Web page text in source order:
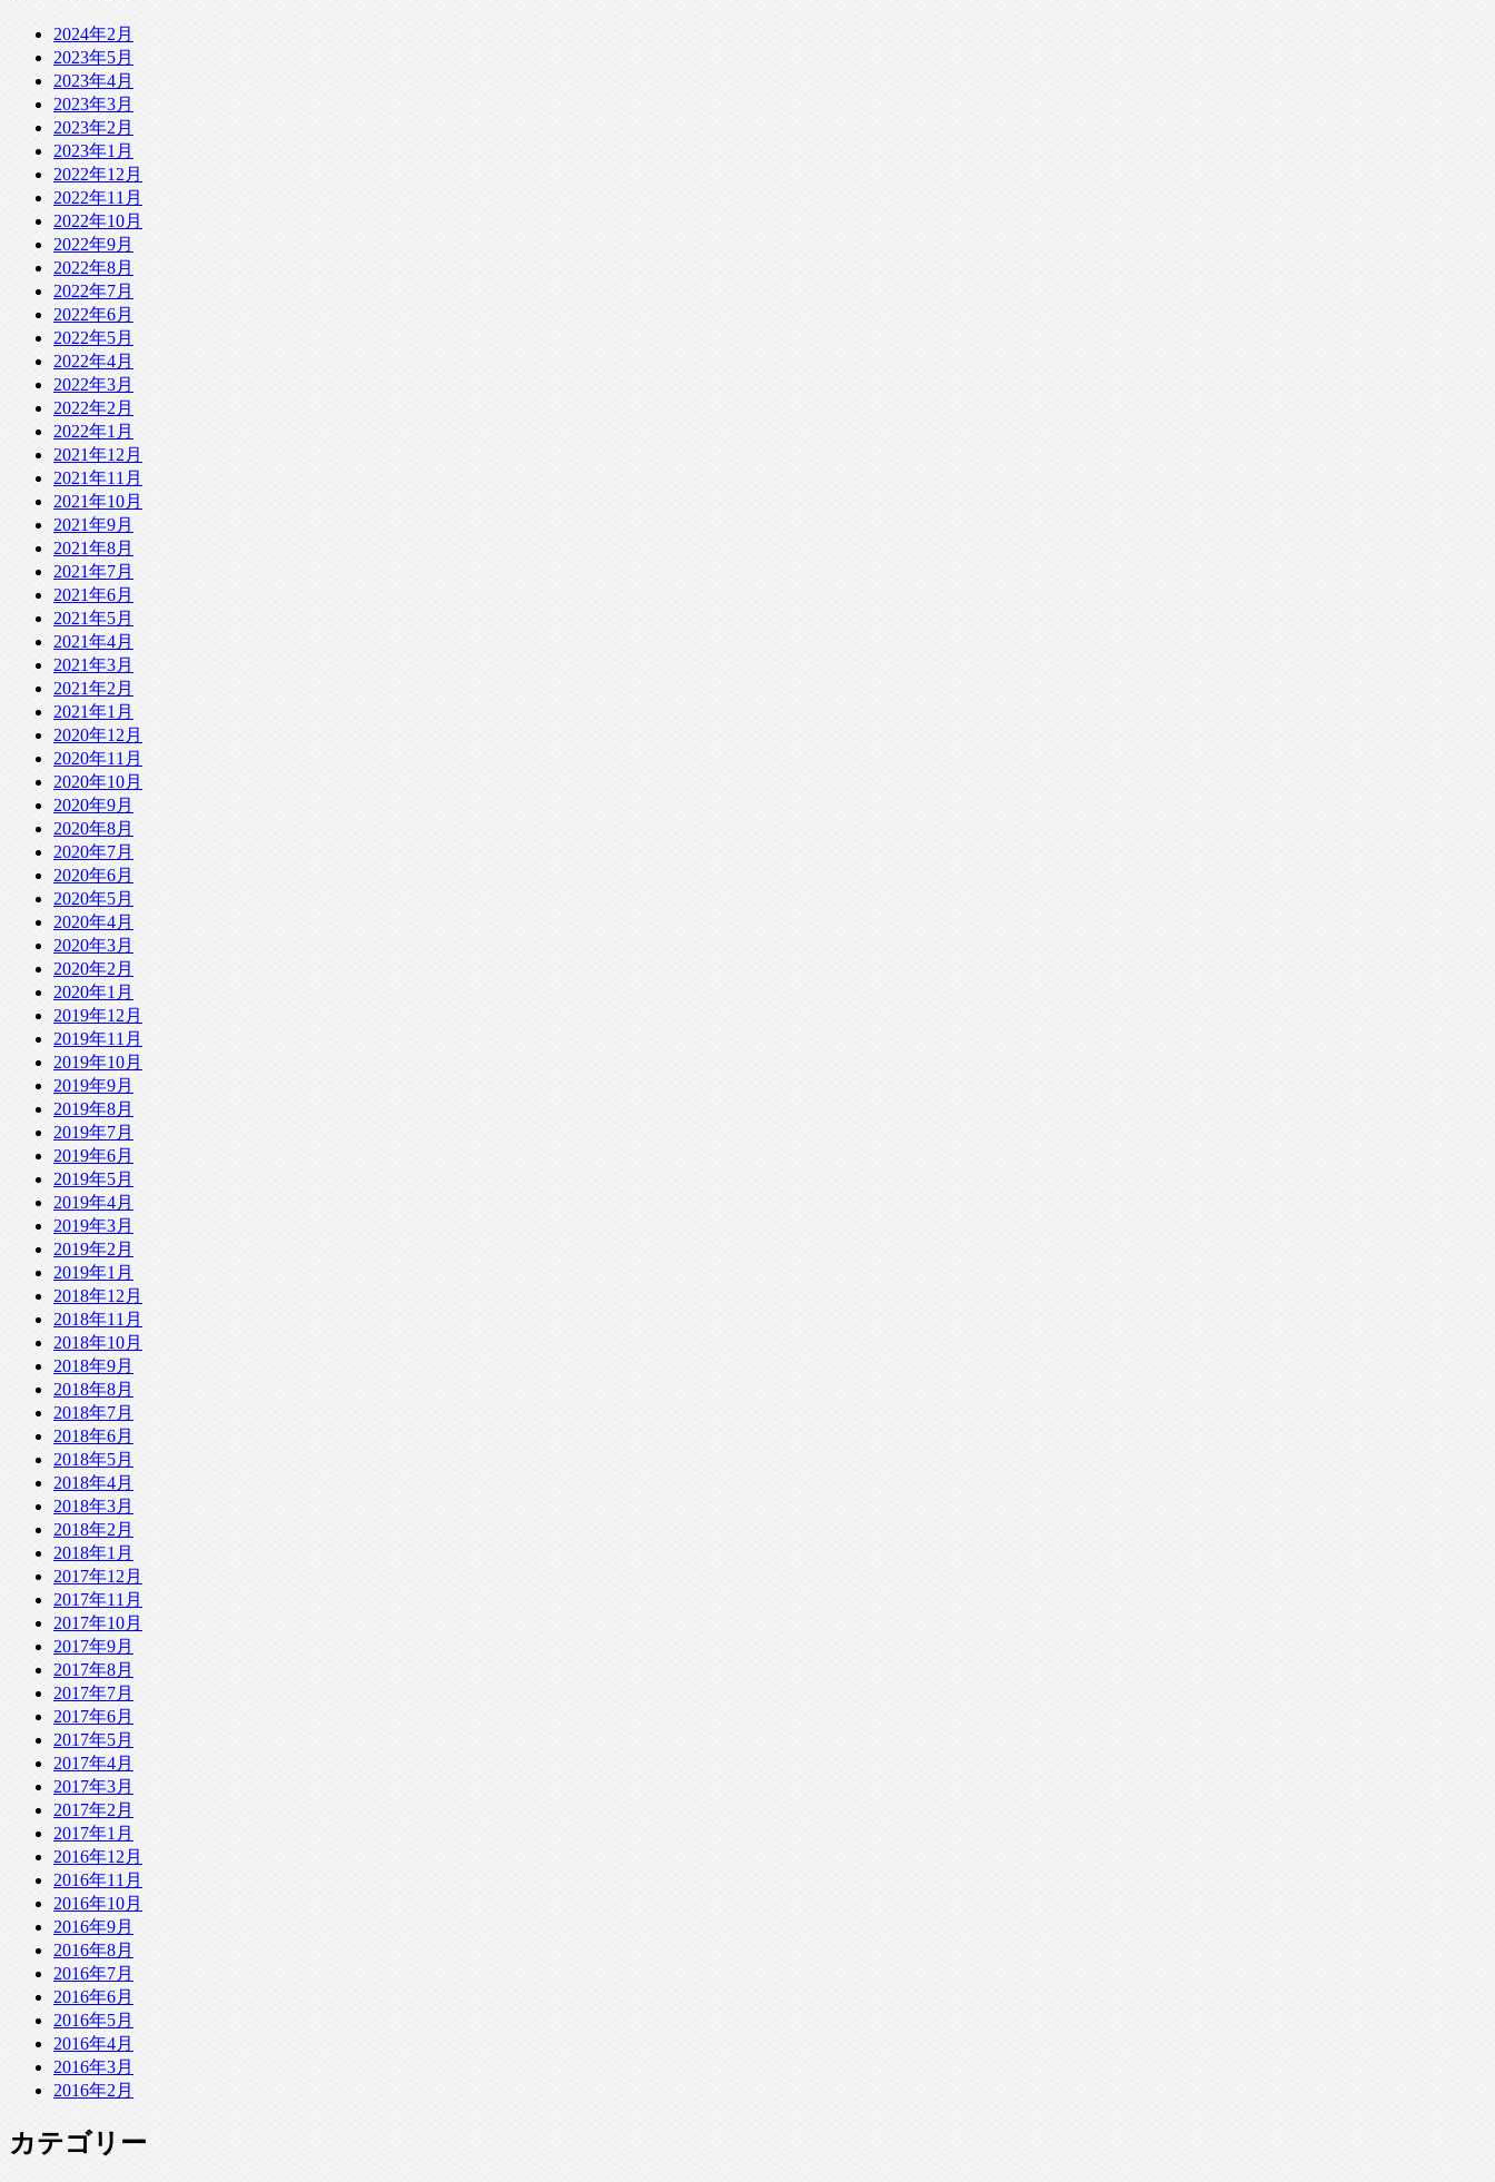
2024年2月
2023年5月
2023年4月
2023年3月
2023年2月
2023年1月
2022年12月
2022年11月
2022年10月
2022年9月
2022年8月
2022年7月
2022年6月
2022年5月
2022年4月
2022年3月
2022年2月
2022年1月
2021年12月
2021年11月
2021年10月
2021年9月
2021年8月
2021年7月
2021年6月
2021年5月
2021年4月
2021年3月
2021年2月
2021年1月
2020年12月
2020年11月
2020年10月
2020年9月
2020年8月
2020年7月
2020年6月
2020年5月
2020年4月
2020年3月
2020年2月
2020年1月
2019年12月
2019年11月
2019年10月
2019年9月
2019年8月
2019年7月
2019年6月
2019年5月
2019年4月
2019年3月
2019年2月
2019年1月
2018年12月
2018年11月
2018年10月
2018年9月
2018年8月
2018年7月
2018年6月
2018年5月
2018年4月
2018年3月
2018年2月
2018年1月
2017年12月
2017年11月
2017年10月
2017年9月
2017年8月
2017年7月
2017年6月
2017年5月
2017年4月
2017年3月
2017年2月
2017年1月
2016年12月
2016年11月
2016年10月
2016年9月
2016年8月
2016年7月
2016年6月
2016年5月
2016年4月
2016年3月
2016年2月
カテゴリー